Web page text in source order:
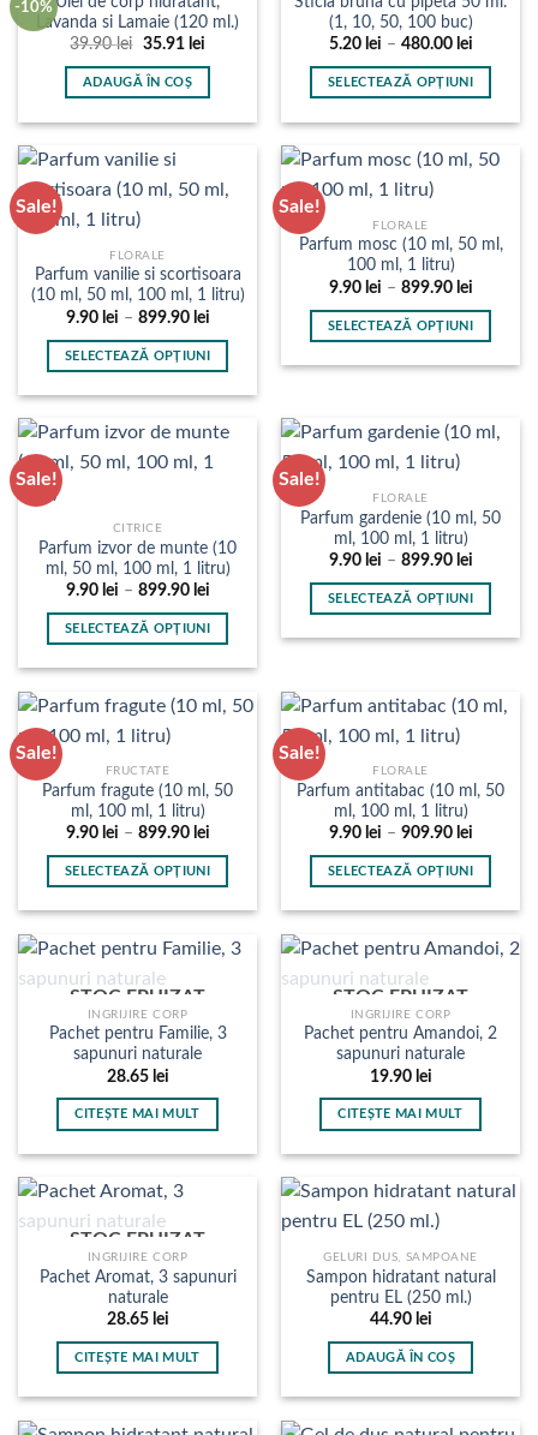
pot
fi
alese
în
-10%
Lavanda si Lamaie (120 ml.)
39.90lei
Prețul
a
fost:
35.91 leiPrețul
ADAUGĂ ÎN COȘ
(1, 10, 50, 100 buc)
5.20 lei – 480.00 leiInterval
prețuri:
5.20 lei
la
SELECTEAZĂ OPȚIUNI
are
mai
variații.
Opțiunile
pot
fi
alese
în
Sale!
FLORALE
Parfum vanilie si scortisoara
(10 ml, 50 ml, 100 ml, 1 litru)
9.90 lei – 899.90 leiInterval
prețuri:
9.90 lei
la
SELECTEAZĂ OPȚIUNI
are
mai
Opțiunile
pot
fi
alese
în
Sale!
FLORALE
Parfum mosc (10 ml, 50 ml,
100 ml, 1 litru)
9.90 lei – 899.90 leiInterval
prețuri:
9.90 lei
la
SELECTEAZĂ OPȚIUNI
mai
multe
Opțiunile
pot
fi
alese
în
Sale!
CITRICE
Parfum izvor de munte (10
ml, 50 ml, 100 ml, 1 litru)
9.90 lei – 899.90 leiInterval
prețuri:
9.90 lei
la
SELECTEAZĂ OPȚIUNI
are
mai
variații.
Opțiunile
pot
fi
alese
în
produsului.
Sale!
FLORALE
Parfum gardenie (10 ml, 50
ml, 100 ml, 1 litru)
9.90 lei – 899.90 leiInterval
prețuri:
9.90 lei
la
SELECTEAZĂ OPȚIUNI
mai
multe
Opțiunile
pot
fi
alese
în
Sale!
FRUCTATE
Parfum fragute (10 ml, 50
ml, 100 ml, 1 litru)
9.90 lei – 899.90 leiInterval
prețuri:
9.90 lei
la
SELECTEAZĂ OPȚIUNI
are
mai
multe
variații.
Opțiunile
pot
fi
alese
în
produsului.
Sale!
FLORALE
Parfum antitabac (10 ml, 50
ml, 100 ml, 1 litru)
9.90 lei – 909.90 leiInterval
prețuri:
9.90 lei
la
SELECTEAZĂ OPȚIUNI
are
mai
multe
variații.
Opțiunile
pot
fi
alese
în
produsului.
STOC EPUIZAT
INGRIJIRE CORP
Pachet pentru Familie, 3
sapunuri naturale
28.65 lei
CITEȘTE MAI MULT
STOC EPUIZAT
INGRIJIRE CORP
Pachet pentru Amandoi, 2
sapunuri naturale
19.90 lei
CITEȘTE MAI MULT
STOC EPUIZAT
INGRIJIRE CORP
Pachet Aromat, 3 sapunuri
naturale
28.65 lei
CITEȘTE MAI MULT
GELURI DUS, SAMPOANE
Sampon hidratant natural
pentru EL (250 ml.)
44.90 lei
ADAUGĂ ÎN COȘ